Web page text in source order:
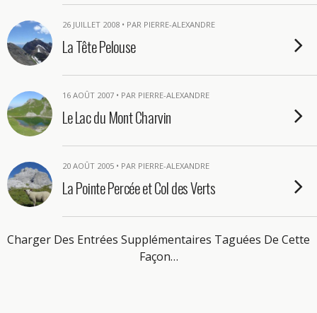
26 JUILLET 2008 • PAR PIERRE-ALEXANDRE
La Tête Pelouse
16 AOÛT 2007 • PAR PIERRE-ALEXANDRE
Le Lac du Mont Charvin
20 AOÛT 2005 • PAR PIERRE-ALEXANDRE
La Pointe Percée et Col des Verts
Charger Des Entrées Supplémentaires Taguées De Cette
Façon…